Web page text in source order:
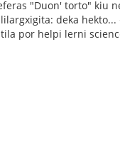
"Duon' torto" kiu
deka
por helpi lerni